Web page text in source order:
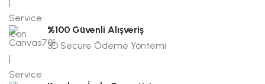
%100 Güvenli Alışveriş
3D Secure Ödeme Yöntemi